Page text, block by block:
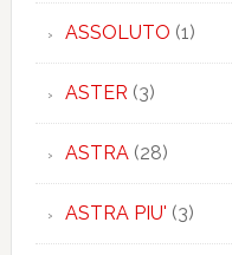
ASSOLUTO (1)
ASTER (3)
ASTRA(28)
ASTRA PIU' (3)